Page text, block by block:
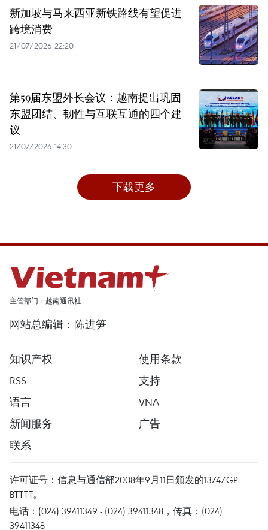
新加坡与马来西亚新铁路线有望促进
跨境消费
21/07/2026 22:20
第59届东盟外长会议：越南提出巩固
东盟团结、韧性与互联互通的四个建
议
21/07/2026 14:30
下载更多
主管部门：越南通讯社
网站总编辑：陈进笋
知识产权
使用条款
RSS
支持
语言
VNA
新闻服务
广告
联系
许可证号：信息与通信部2008年9月11日颁发的1374/GP-
BTTTT。
电话：(024) 39411349 - (024) 39411348，传真：(024)
39411348